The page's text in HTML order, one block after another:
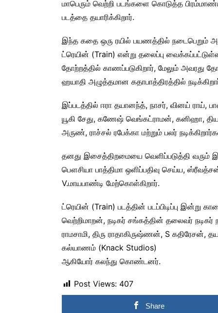
மாபெரும் வெற்றி படங்களை கொடுத்த
படத்தை தயாரிக்கிறார்.
இந்த கதை ஒரு ரயில் பயணத்தில் நடைபெறும்
ட்ரெயின் (Train) என்று தலைப்பு
தோற்றத்தில் காணப்படுகிறார், மேலும் அவரது
ஹயாதி அழுத்தமான கதாபாத்திரத்தில்
இப்படத்தில் ஈரா தயானந்த், நாசர், வினய் ராய்,
யூகி சேது, கணேஷ் வெங்கட்ராமன், கனிஹா,
அருண், ராச்சல் ரபேக்கா மற்றும் பலர்
தனது இசைத்திறமையை வெளிப்படுத்தி வரும்
பௌசியா பாத்திமா ஒளிப்பதிவு செய்ய,
V.மாயபாண்டி மேற்கொள்கிறார்.
ட்ரெயின் (Train) படத்தின் படப்பிடிப்பு இன்று
வெற்றிமாறன், நடிகர் சங்கத்தின் தலைவர் நடிகர்
ராமசாமி, திரு ராதாகிருஷ்ணன், S கதிரேசன்,
கல்யாணம் (Knack Studios)
ஆகியோர் கலந்து கொண்டனர்.
Post Views: 407
Share